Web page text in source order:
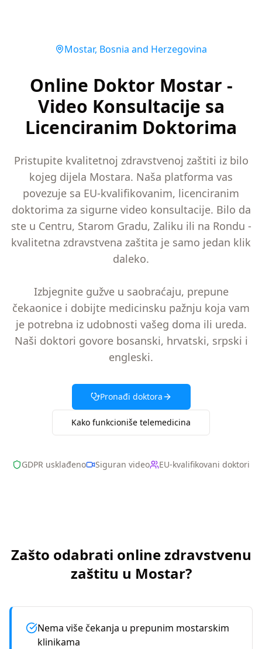
Mostar, Bosnia and Herzegovina
Online Doktor Mostar -
Video Konsultacije sa
Licenciranim Doktorima
Pristupite kvalitetnoj zdravstvenoj zaštiti iz bilo
kojeg dijela Mostara. Naša platforma vas
povezuje sa EU-kvalifikovanim, licenciranim
doktorima za sigurne video konsultacije. Bilo da
ste u Centru, Starom Gradu, Zaliku ili na Rondu -
kvalitetna zdravstvena zaštita je samo jedan klik
daleko.
Izbjegnite gužve u saobraćaju, prepune
čekaonice i dobijte medicinsku pažnju koja vam
je potrebna iz udobnosti vašeg doma ili ureda.
Naši doktori govore bosanski, hrvatski, srpski i
engleski.
Pronađi doktora
Kako funkcioniše telemedicina
GDPR usklađeno Siguran video EU-kvalifikovani doktori
Zašto odabrati online zdravstvenu
zaštitu u Mostar?
Nema više čekanja u prepunim mostarskim
klinikama